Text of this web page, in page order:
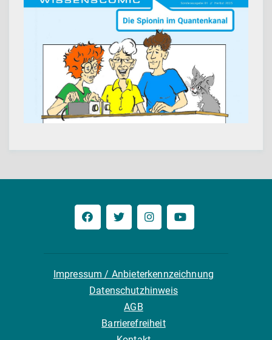
Impressum / Anbieterkennzeichnung
Datenschutzhinweis
AGB
Barrierefreiheit